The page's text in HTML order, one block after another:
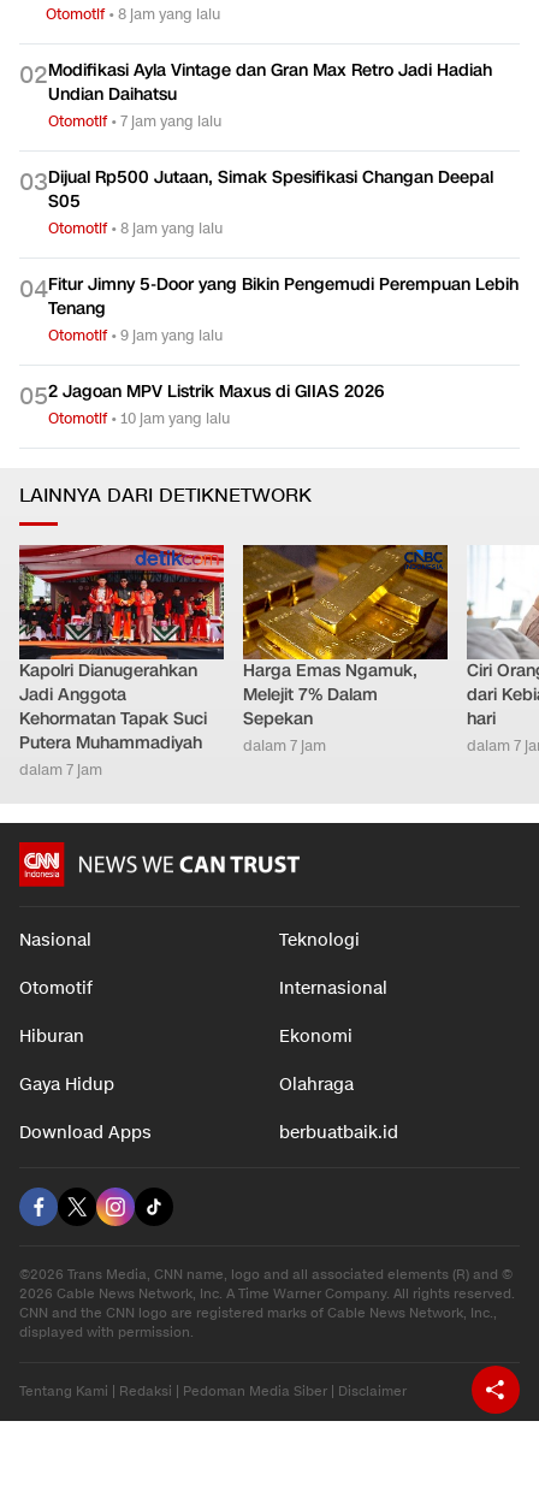
Otomotif•8 jam yang lalu
02Modifikasi Ayla Vintage dan Gran Max Retro Jadi Hadiah
Undian Daihatsu
Otomotif•7 jam yang lalu
03Dijual Rp500 Jutaan, Simak Spesifikasi Changan Deepal
S05
Otomotif•8 jam yang lalu
04Fitur Jimny 5-Door yang Bikin Pengemudi Perempuan Lebih
Tenang
Otomotif•9 jam yang lalu
052 Jagoan MPV Listrik Maxus di GIIAS 2026
Otomotif•10 jam yang lalu
LAINNYA DARI DETIKNETWORK
Kapolri Dianugerahkan
Jadi Anggota
Kehormatan Tapak Suci
Putera Muhammadiyah
dalam 7 jam
Harga Emas Ngamuk,
Melejit 7% Dalam
Sepekan
dalam 7 jam
Ciri
dari
hari
dalam 7
Nasional Teknologi
Otomotif Internasional
Hiburan Ekonomi
Gaya Hidup Olahraga
Download Apps berbuatbaik.id
©2026 Trans Media, CNN name, logo and all associated elements (R) and ©
2026 Cable News Network, Inc. A Time Warner Company. All rights reserved.
CNN and the CNN logo are registered marks of Cable News Network, Inc.,
displayed with permission.
Tentang Kami Redaksi Pedoman Media Siber Disclaimer